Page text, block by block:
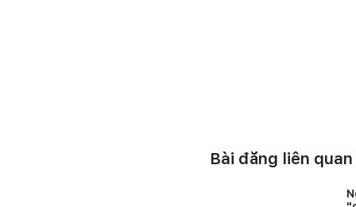
Bài đăng liên quan